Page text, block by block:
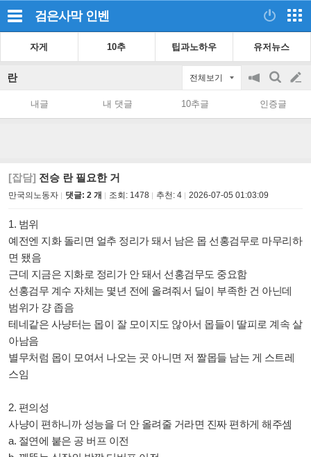
검은사막 인벤
자게 10추 팁과노하우 유저뉴스
란 전체보기
공
on/off
검
색
글
쓰
내글 내 댓글 10추글 인증글
[잡담] 전승 란 필요한 거
만국의노동자 댓글: 2 개 조회: 1478 추천: 4 2026-07-05 01:03:09
1. 범위
예전엔 지화 돌리면 얼추 정리가 돼서 남은 몹 선홍검무로 마무리하
면 됐음
근데 지금은 지화로 정리가 안 돼서 선홍검무도 중요함
선홍검무 계수 자체는 몇년 전에 올려줘서 딜이 부족한 건 아닌데
범위가 걍 좁음
테네같은 사냥터는 몹이 잘 모이지도 않아서 몹들이 딸피로 계속 살
아남음
별무처럼 몹이 모여서 나오는 곳 아니면 저 짤몹들 남는 게 스트레
스임
2. 편의성
사냥이 편하니까 성능을 더 안 올려줄 거라면 진짜 편하게 해주셈
a. 절연에 붙은 공 버프 이전